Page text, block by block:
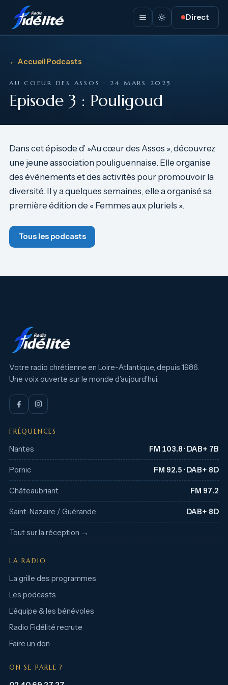
Direct
← Accueil·Podcasts
AU COEUR DES ASSOS · 24 MARS 2025
Episode 3 : Pouligoud
Dans cet épisode d’ »Au cœur des Assos », découvrez
une jeune association pouliguennaise. Elle organise
des événements et des activités pour promouvoir la
diversité. Il y a quelques semaines, elle a organisé sa
première édition de « Femmes aux pluriels ».
Tous les podcasts
Votre radio chrétienne en Loire-Atlantique, depuis 1986.
Une voix ouverte sur le monde d’aujourd’hui.
FRÉQUENCES
Nantes FM 103.8 · DAB+ 7B
Pornic FM 92.5 · DAB+ 8D
Châteaubriant FM 97.2
Saint-Nazaire / Guérande DAB+ 8D
Tout sur la réception →
LA RADIO
La grille des programmes
Les podcasts
L’équipe & les bénévoles
Radio Fidélité recrute
Faire un don
ON SE PARLE ?